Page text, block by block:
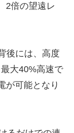
2倍の望遠レ
後には、高度
大40%高速で
が可能となり